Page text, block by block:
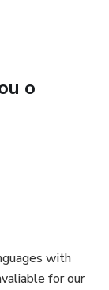
consistência —
o
with
for our